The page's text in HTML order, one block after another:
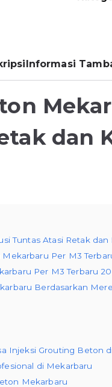
Informasi
dan
Tuntas Atasi Retak
Per M3
Per M3 Terbaru
Berdasarkan
Injeksi Grouting Beton
di Mekarbaru
Mekarbaru